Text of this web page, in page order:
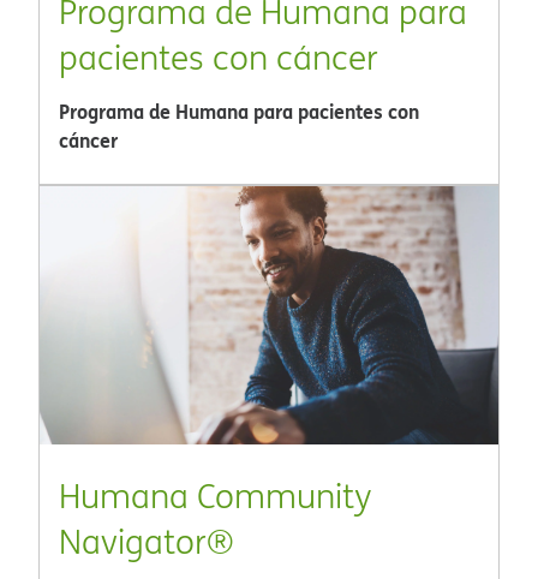
Programa de Humana para
pacientes con cáncer​​
Programa de Humana para pacientes con
cáncer​​
Humana Community
Navigator®​​